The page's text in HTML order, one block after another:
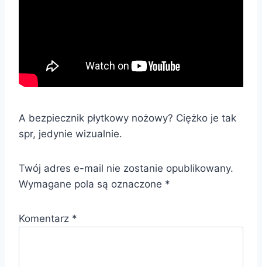
A bezpiecznik płytkowy nożowy? Ciężko je tak
spr, jedynie wizualnie.
Twój adres e-mail nie zostanie opublikowany.
Wymagane pola są oznaczone *
Komentarz *